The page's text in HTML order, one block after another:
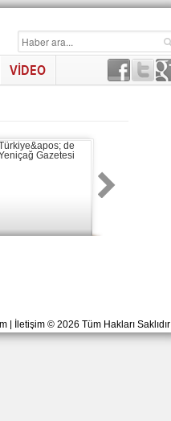
VİDEO
| İletişim© 2026 Tüm Hakları Saklıdır